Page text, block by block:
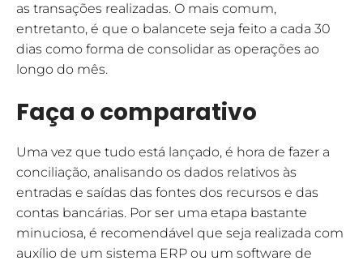
as transações realizadas. O mais comum,
entretanto, é que o balancete seja feito a cada 30
dias como forma de consolidar as operações ao
longo do mês.
Faça o comparativo
Uma vez que tudo está lançado, é hora de fazer a
conciliação, analisando os dados relativos às
entradas e saídas das fontes dos recursos e das
contas bancárias. Por ser uma etapa bastante
minuciosa, é recomendável que seja realizada com
auxílio de um sistema ERP ou um software de